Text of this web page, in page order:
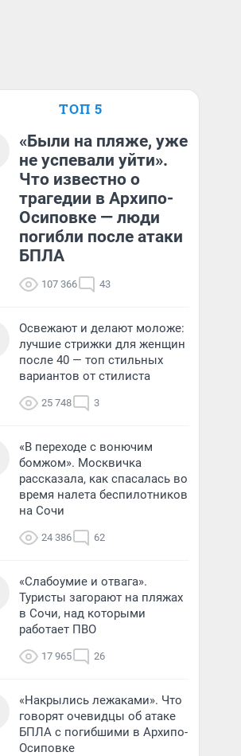
ТОП 5
«Были на пляже, уже
не успевали уйти».
Что известно о
трагедии в Архипо-
Осиповке — люди
погибли после атаки
БПЛА
107 366 43
Освежают и делают моложе:
лучшие стрижки для женщин
после 40 — топ стильных
вариантов от стилиста
25 748 3
«В переходе с вонючим
бомжом». Москвичка
рассказала, как спасалась во
время налета беспилотников
на Сочи
24 386 62
«Слабоумие и отвага».
Туристы загорают на пляжах
в Сочи, над которыми
работает ПВО
17 965 26
«Накрылись лежаками». Что
говорят очевидцы об атаке
БПЛА с погибшими в Архипо-
Осиповке